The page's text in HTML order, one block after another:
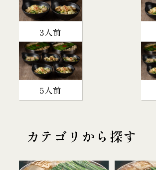
3人前
5人前
カテゴリから探す